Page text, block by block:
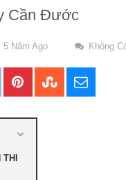
Cần Đước
5 Năm Ago Không